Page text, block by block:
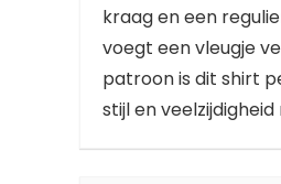
kraag en een
voegt een vleugje
patroon is dit shirt
stijl en